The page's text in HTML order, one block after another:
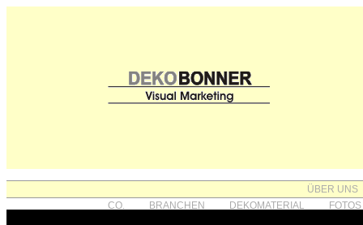
ÜBER UNS
CO.
BRANCHEN DEKOMATERIAL FOTOS